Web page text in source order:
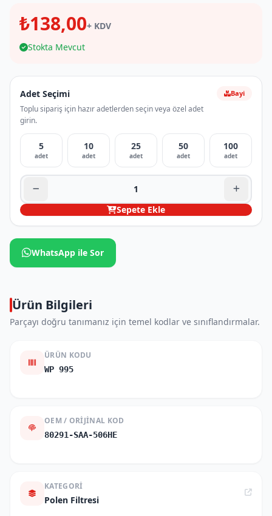
₺138,00+ KDV
Stokta Mevcut
Adet Seçimi
Toplu sipariş için hazır adetlerden seçin veya özel adet
girin.
Bayi
5
adet
10
adet
25
adet
50
adet
100
adet
Sepete Ekle
WhatsApp ile Sor
Ürün Bilgileri
Parçayı doğru tanımanız için temel kodlar ve sınıflandırmalar.
ÜRÜN KODU
WP 995
OEM / ORIJINAL KOD
80291-SAA-506HE
KATEGORI
Polen Filtresi